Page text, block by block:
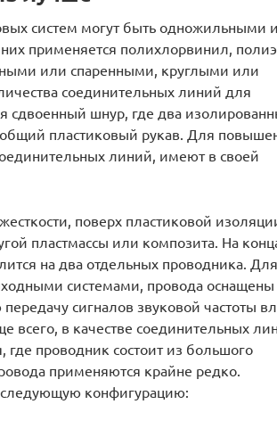
систем могут быть одножильными и
применяется полихлорвинил,
или спаренными, круглыми или
соединительных линий для
сдвоенный шнур, где два
пластиковый рукав. Для
линий, имеют в своей
поверх пластиковой
пластмассы или композита. На
на два отдельных проводника. Для
системами, провода оснащены
сигналов звуковой частоты
всего, в качестве соединительных
где проводник состоит из большого
применяются крайне редко.
конфигурацию: